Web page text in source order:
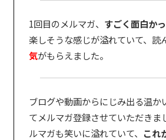
1回目のメルマガ、 すごく面白かっ
楽しそうな感じが溢れていて、読
気がもらえました。
ブログや動画からにじみ出る温か
てメルマガ登録させていただきま
ルマガも笑いに溢れていて、 これ